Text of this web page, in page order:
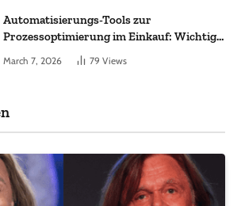
Automatisierungs-Tools zur
Prozessoptimierung im Einkauf: Wichtige
Funktionen, auf die Sie achten sollten
March 7, 2026 79 Views